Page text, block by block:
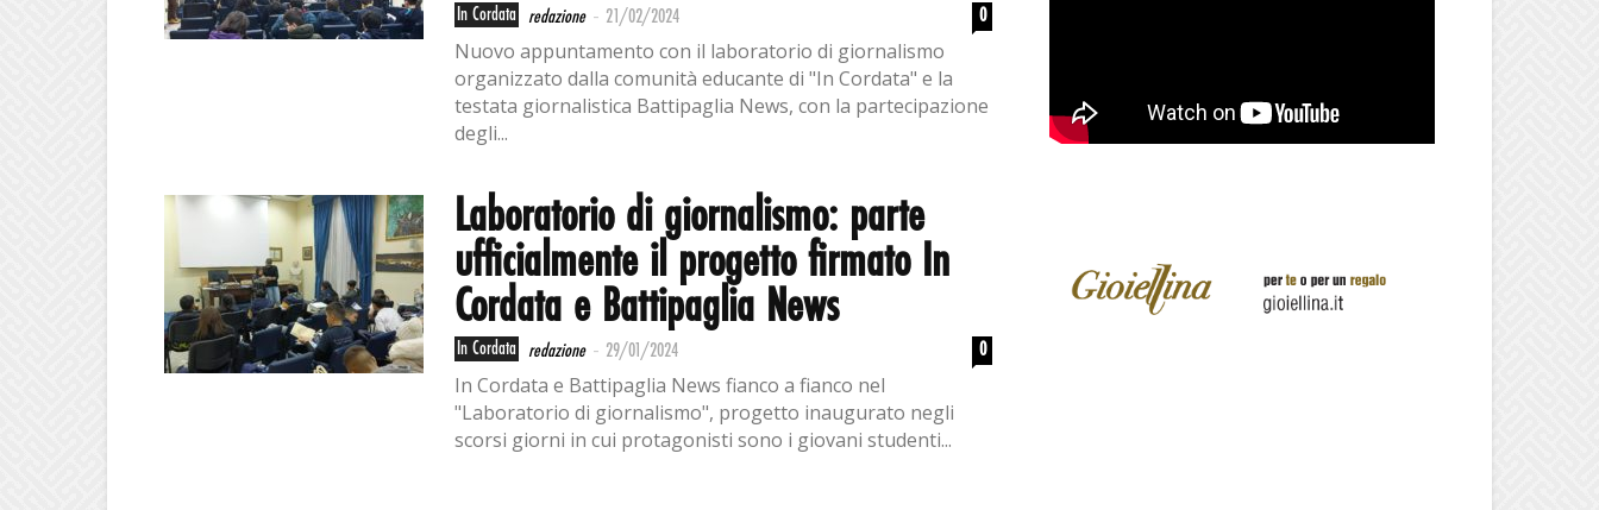
In Cordata redazione - 21/02/2024 0
Nuovo appuntamento con il laboratorio di giornalismo
organizzato dalla comunità educante di "In Cordata" e la
testata giornalistica Battipaglia News, con la partecipazione
degli...
Laboratorio di giornalismo: parte
ufficialmente il progetto firmato In
Cordata e Battipaglia News
In Cordata redazione - 29/01/2024 0
In Cordata e Battipaglia News fianco a fianco nel
"Laboratorio di giornalismo", progetto inaugurato negli
scorsi giorni in cui protagonisti sono i giovani studenti...